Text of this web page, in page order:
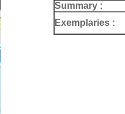
Summary :
Exemplaries :